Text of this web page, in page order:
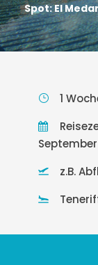
Spot: El
1
September
z.B.